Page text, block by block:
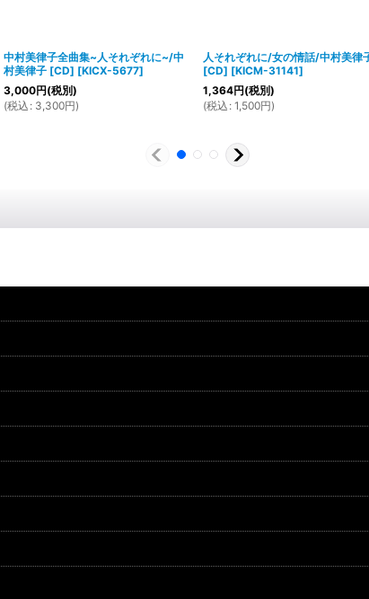
中村美律子全曲集~人それぞれに~/中
村美律子 [CD] [KICX-5677]
3,000円(税別)
(税込 : 3,300円)
人それぞれに/女の情話/中村美律
[CD] [KICM-31141]
1,364円(税別)
(税込 : 1,500円)